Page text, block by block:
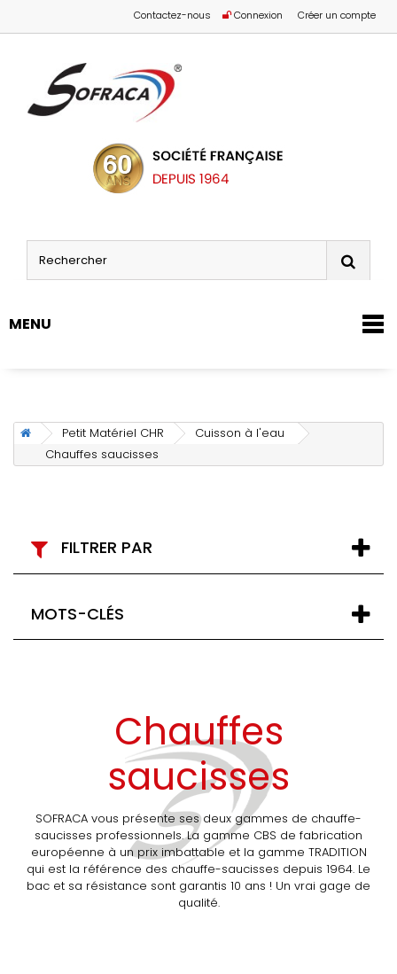
Créer un compte
Connexion
Contactez-nous
MENU
Petit Matériel CHR
Cuisson à l'eau
Chauffes saucisses
FILTRER PAR
MOTS-CLÉS
Chauffes
saucisses
SOFRACA vous présente ses deux gammes de chauffe-
saucisses professionnels. La gamme CBS de fabrication
européenne à un prix imbattable et la gamme TRADITION
qui est la référence des chauffe-saucisses depuis 1964. Le
bac et sa résistance sont garantis 10 ans ! Un vrai gage de
qualité.